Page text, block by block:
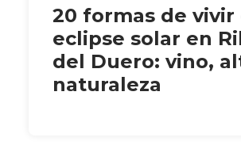
20 formas de vivir
eclipse solar en
del Duero: vino,
naturaleza